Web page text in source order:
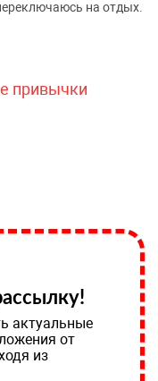
на отдых.
привычки
актуальные
от
из